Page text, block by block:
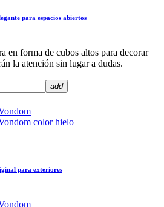
para espacios abiertos
en forma de cubos altos para decorar
la atención sin lugar a dudas.
add
para exteriores